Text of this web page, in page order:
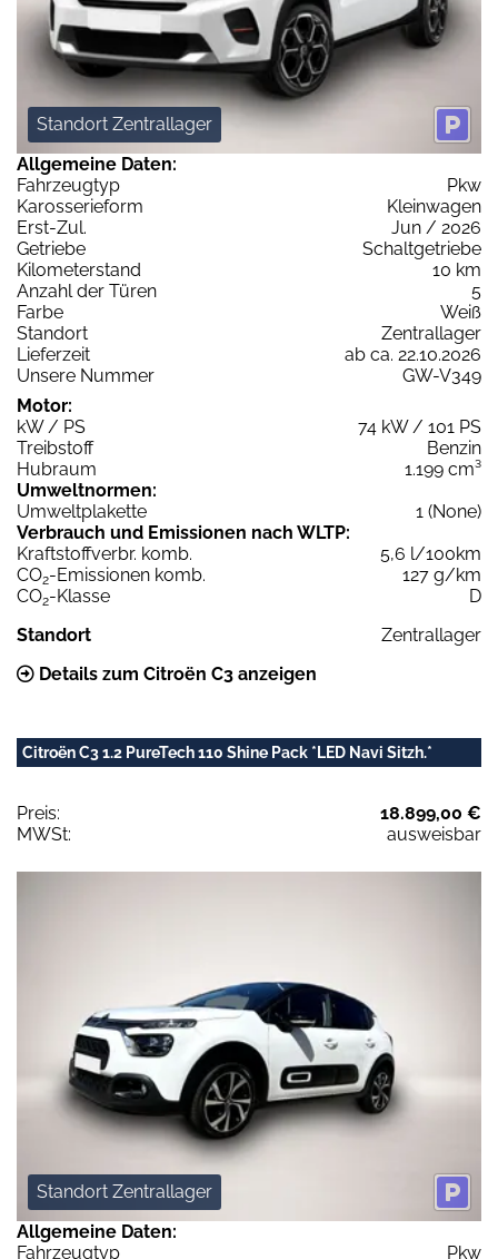
Standort Zentrallager
Allgemeine Daten:
Fahrzeugtyp
Pkw
Karosserieform
Kleinwagen
Erst-Zul.
Jun / 2026
Getriebe
Schaltgetriebe
Kilometerstand
10 km
Anzahl der Türen
5
Farbe
Weiß
Standort
Zentrallager
Lieferzeit
ab ca. 22.10.2026
Unsere Nummer
GW-V349
Motor:
kW / PS
74 kW / 101 PS
Treibstoff
Benzin
Hubraum
1.199 cm³
Umweltnormen:
Umweltplakette
1 (None)
Verbrauch und Emissionen nach WLTP:
Kraftstoffverbr. komb.
5,6 l/100km
CO2-Emissionen komb.
127 g/km
CO2-Klasse
D
Standort
Zentrallager
Details zum Citroën C3 anzeigen
Citroën C3 1.2 PureTech 110 Shine Pack *LED Navi Sitzh.*
Preis:
18.899,00 €
MWSt:
ausweisbar
Standort Zentrallager
Allgemeine Daten:
Fahrzeugtyp
Pkw